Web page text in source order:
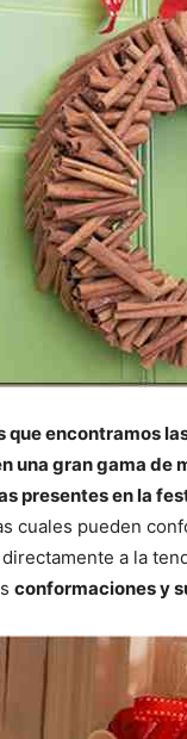
que encontramos
una gran gama
presentes en la
cuales pueden
a la
conformaciones y